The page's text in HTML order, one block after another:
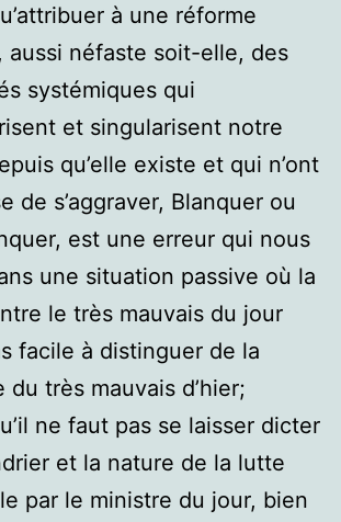
à une réforme
aussi néfaste soit-elle, des
systémiques qui
et singularisent notre
qu’elle existe et qui n’ont
de s’aggraver, Blanquer ou
est une erreur qui nous
une situation passive où la
le très mauvais du jour
facile à distinguer de la
du très mauvais d’hier;
ne faut pas se laisser dicter
et la nature de la lutte
par le ministre du jour, bien